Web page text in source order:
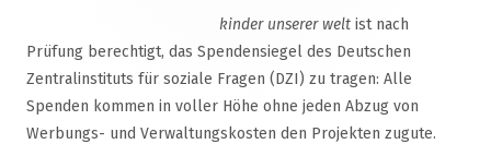
kinder unserer welt ist nach
Prüfung berechtigt, das Spendensiegel des Deutschen
Zentralinstituts für soziale Fragen (DZI) zu tragen: Alle
Spenden kommen in voller Höhe ohne jeden Abzug von
Werbungs- und Verwaltungskosten den Projekten zugute.